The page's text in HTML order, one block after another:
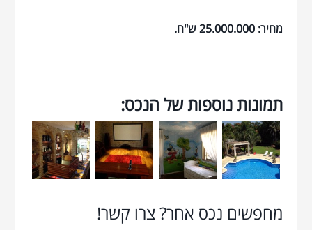
מחיר: 25.000.000 ש"ח.
תמונות נוספות של הנכס:
מחפשים נכס אחר? צרו קשר!